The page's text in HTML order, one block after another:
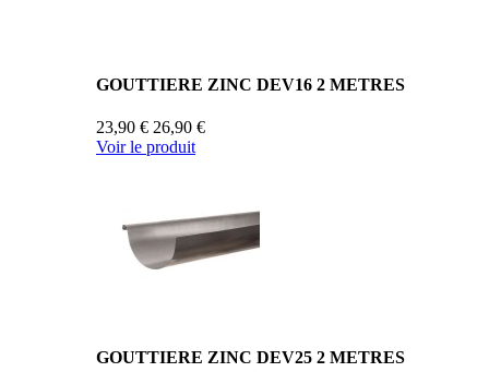
GOUTTIERE ZINC DEV16 2 METRES
23,90 € 26,90 €
Voir le produit
GOUTTIERE ZINC DEV25 2 METRES